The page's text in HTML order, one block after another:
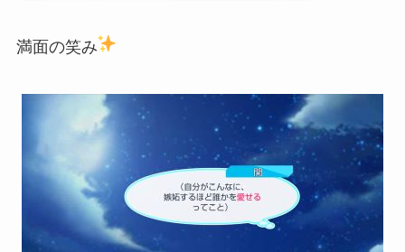
満面の笑み